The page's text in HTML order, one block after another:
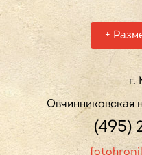
+
г.
Овчинниковская
(495)